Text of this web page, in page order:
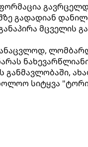
გადადიან
მცველის
განმავლობაში,
სიტყვა